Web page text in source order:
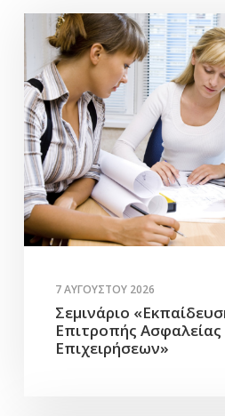
7 ΑΥΓΟΎΣΤΟΥ 2026
Σεμινάριο
Επιτροπής
Επιχειρήσεων»